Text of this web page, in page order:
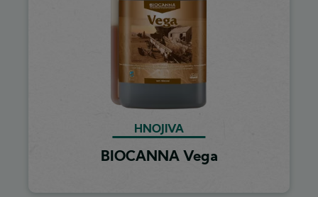
HNOJIVA
BIOCANNA Vega